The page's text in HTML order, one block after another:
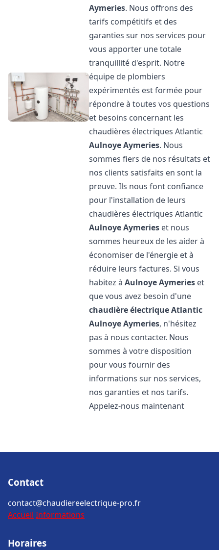
Aymeries. Nous offrons des
tarifs compétitifs et des
garanties sur nos services pour
vous apporter une totale
tranquillité d'esprit. Notre
équipe de plombiers
expérimentés est formée pour
répondre à toutes vos questions
et besoins concernant les
chaudières électriques Atlantic
Aulnoye Aymeries. Nous
sommes fiers de nos résultats et
nos clients satisfaits en sont la
preuve. Ils nous font confiance
pour l'installation de leurs
chaudières électriques Atlantic
Aulnoye Aymeries et nous
sommes heureux de les aider à
économiser de l'énergie et à
réduire leurs factures. Si vous
habitez àAulnoye Aymeries et
que vous avez besoin d'une
chaudière électrique Atlantic
Aulnoye Aymeries, n'hésitez
pas à nous contacter. Nous
sommes à votre disposition
pour vous fournir des
informations sur nos services,
nos garanties et nos tarifs.
Appelez-nous maintenant
Contact
contact@chaudiereelectrique-pro.fr
Accueil Informations
Horaires